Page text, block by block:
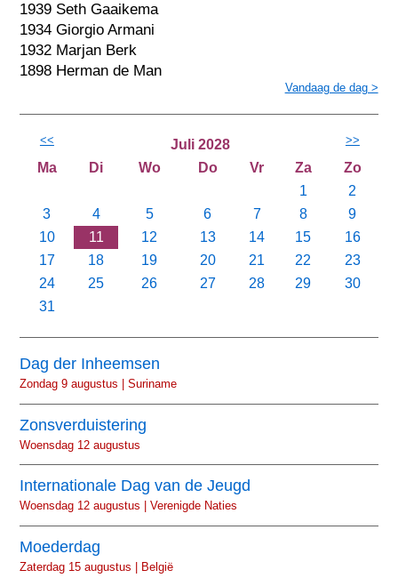
1939 Seth Gaaikema
1934 Giorgio Armani
1932 Marjan Berk
1898 Herman de Man
Vandaag de dag >
<< Juli 2028 >>
Ma Di Wo Do Vr Za
Zo
1
2
3
4 5 6 7 8
9
10
11 12 13 14 15
16
17
18 19 20 21 22
23
24
25 26 27 28 29
30
31
Dag der Inheemsen
Zondag 9 augustus | Suriname
Zonsverduistering
Woensdag 12 augustus
Internationale Dag van de Jeugd
Woensdag 12 augustus | Verenigde Naties
Moederdag
Zaterdag 15 augustus | België